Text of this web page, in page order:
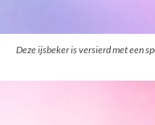
Deze ijsbeker is versierd met een